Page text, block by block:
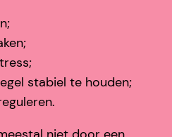
stabiel te houden;